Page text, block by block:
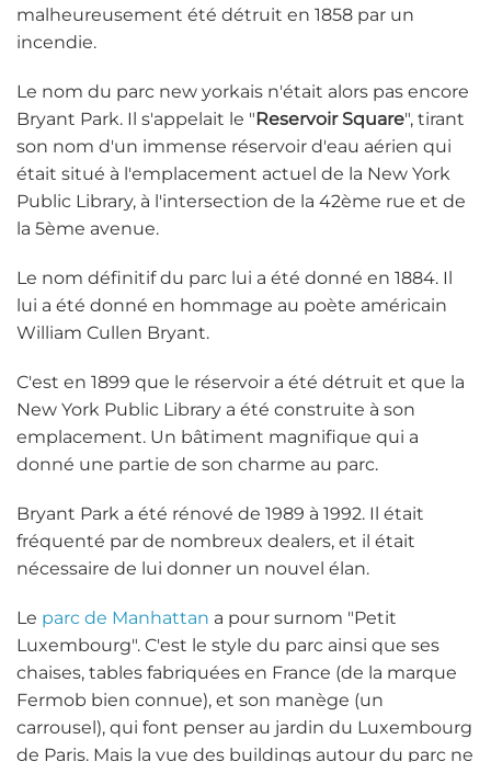
malheureusement été détruit en 1858 par un
incendie.
Le nom du parc new yorkais n'était alors pas encore
Bryant Park. Il s'appelait le "Reservoir Square", tirant
son nom d'un immense réservoir d'eau aérien qui
était situé à l'emplacement actuel de la New York
Public Library, à l'intersection de la 42ème rue et de
la 5ème avenue.
Le nom définitif du parc lui a été donné en 1884. Il
lui a été donné en hommage au poète américain
William Cullen Bryant.
C'est en 1899 que le réservoir a été détruit et que la
New York Public Library a été construite à son
emplacement. Un bâtiment magnifique qui a
donné une partie de son charme au parc.
Bryant Park a été rénové de 1989 à 1992. Il était
fréquenté par de nombreux dealers, et il était
nécessaire de lui donner un nouvel élan.
Le parc de Manhattan a pour surnom "Petit
Luxembourg". C'est le style du parc ainsi que ses
chaises, tables fabriquées en France (de la marque
Fermob bien connue), et son manège (un
carrousel), qui font penser au jardin du Luxembourg
de Paris. Mais la vue des buildings autour du parc ne